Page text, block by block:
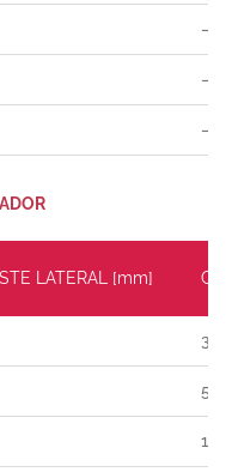
–
–
–
LATERAL [mm]
30
55
110